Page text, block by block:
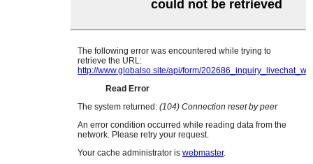
Scots Gaelic
Sindhi
Swahili
Tajik
Thai
Ukrainian
Urdu